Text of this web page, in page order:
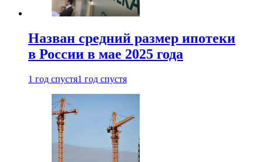
Назван средний размер ипотеки
в России в мае 2025 года
1 год спустя1 год спустя